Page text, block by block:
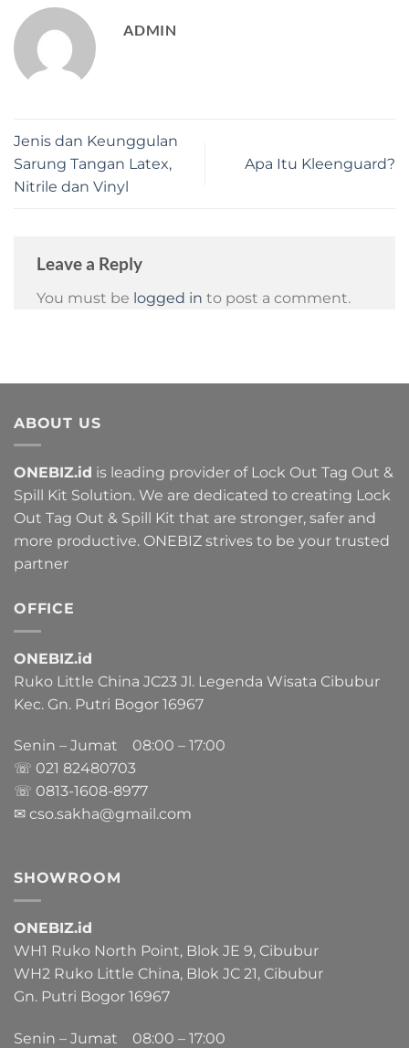
ADMIN
Jenis dan Keunggulan
Sarung Tangan Latex,
Nitrile dan Vinyl
Apa Itu Kleenguard?
Leave a Reply
You must be logged in to post a comment.
ABOUT US
ONEBIZ.id is leading provider of Lock Out Tag Out &
Spill Kit Solution. We are dedicated to creating Lock
Out Tag Out & Spill Kit that are stronger, safer and
more productive. ONEBIZ strives to be your trusted
partner
OFFICE
ONEBIZ.id
Ruko Little China JC23 Jl. Legenda Wisata Cibubur
Kec. Gn. Putri Bogor 16967
Senin – Jumat 08:00 – 17:00
☏ 021 82480703
☏ 0813-1608-8977
✉ cso.sakha@gmail.com
SHOWROOM
ONEBIZ.id
WH1 Ruko North Point, Blok JE 9, Cibubur
WH2 Ruko Little China, Blok JC 21, Cibubur
Gn. Putri Bogor 16967
Senin – Jumat 08:00 – 17:00